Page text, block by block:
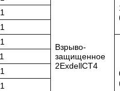
Взрыво-
защищенное
2ExdellCT4